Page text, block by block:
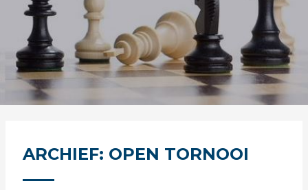
ARCHIEF: OPEN TORNOOI